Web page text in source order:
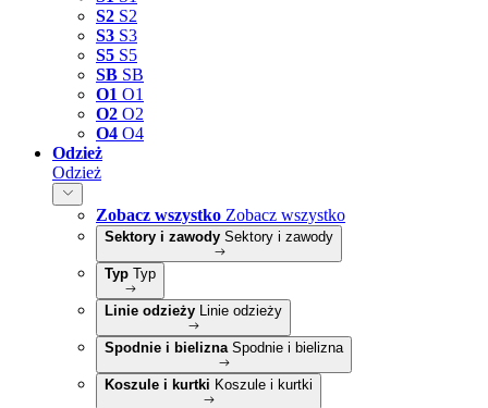
S2 S2
S3 S3
S5 S5
SB SB
O1 O1
O2 O2
O4 O4
Odzież
Odzież
Zobacz wszystko Zobacz wszystko
Sektory i zawody Sektory i zawody
Typ Typ
Linie odzieży Linie odzieży
Spodnie i bielizna Spodnie i bielizna
Koszule i kurtki Koszule i kurtki